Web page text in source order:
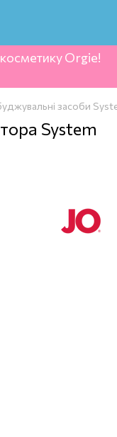
косметику Orgie!
засоби
System